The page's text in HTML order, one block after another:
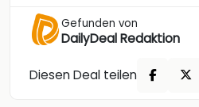
Gefunden von
DailyDeal Redaktion
Diesen Deal teilen